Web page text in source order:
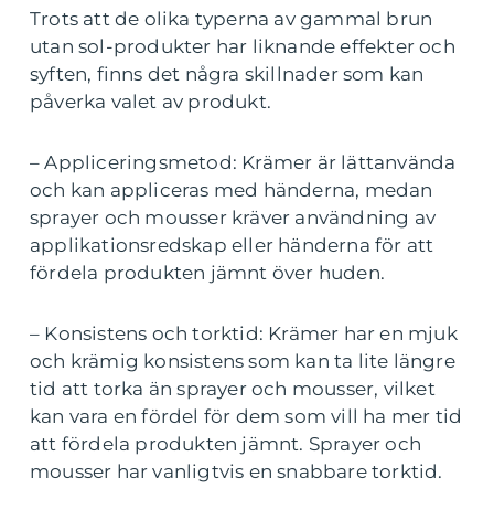
Trots att de olika typerna av gammal brun
utan sol-produkter har liknande effekter och
syften, finns det några skillnader som kan
påverka valet av produkt.
– Appliceringsmetod: Krämer är lättanvända
och kan appliceras med händerna, medan
sprayer och mousser kräver användning av
applikationsredskap eller händerna för att
fördela produkten jämnt över huden.
– Konsistens och torktid: Krämer har en mjuk
och krämig konsistens som kan ta lite längre
tid att torka än sprayer och mousser, vilket
kan vara en fördel för dem som vill ha mer tid
att fördela produkten jämnt. Sprayer och
mousser har vanligtvis en snabbare torktid.